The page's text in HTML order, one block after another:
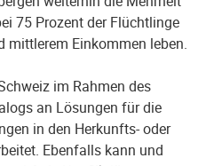
75 Prozent der Flüchtlinge
mittlerem Einkommen leben.
im Rahmen des
an Lösungen für die
in den Herkunfts- oder
Ebenfalls kann und